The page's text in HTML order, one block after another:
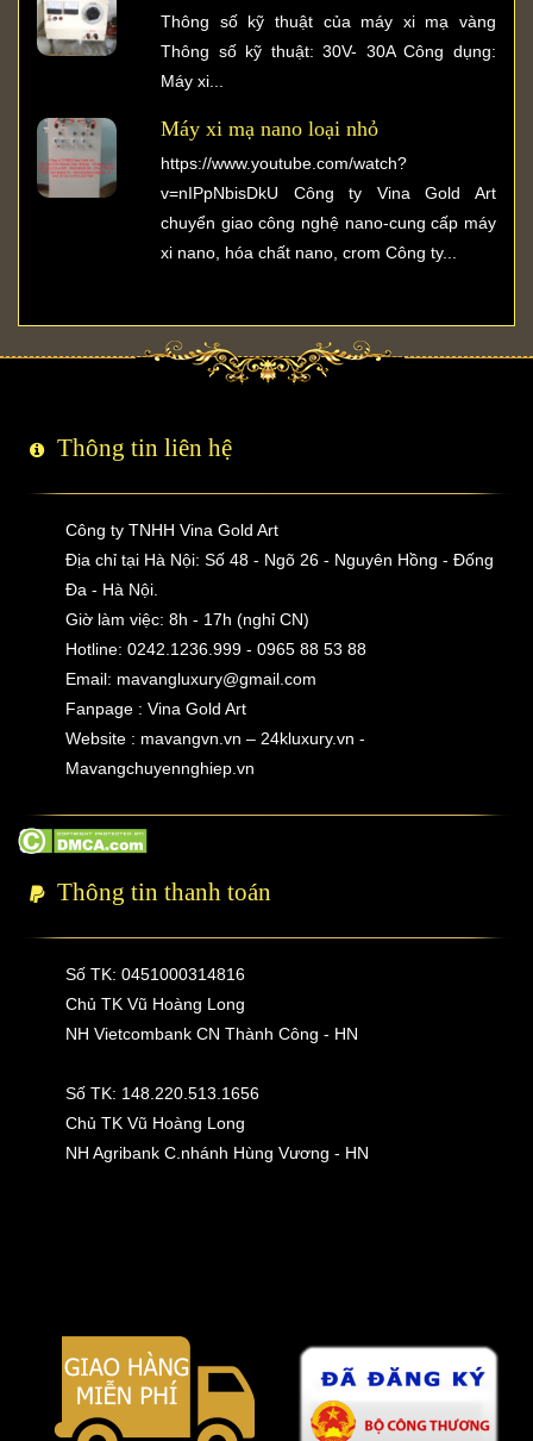
Thông số kỹ thuật của máy xi mạ vàng
Thông số kỹ thuật: 30V- 30A Công dụng:
Máy xi...
Máy xi mạ nano loại nhỏ
https://www.youtube.com/watch?
v=nIPpNbisDkU Công ty Vina Gold Art
chuyển giao công nghệ nano-cung cấp máy
xi nano, hóa chất nano, crom Công ty...
Thông tin liên hệ
Công ty TNHH Vina Gold Art
Địa chỉ tại Hà Nội: Số 48 - Ngõ 26 - Nguyên Hồng - Đống
Đa - Hà Nội.
Giờ làm việc: 8h - 17h (nghỉ CN)
Hotline: 0242.1236.999 - 0965 88 53 88
Email: mavangluxury@gmail.com
Fanpage : Vina Gold Art
Website : mavangvn.vn – 24kluxury.vn -
Mavangchuyennghiep.vn
Thông tin thanh toán
Số TK: 0451000314816
Chủ TK Vũ Hoàng Long
NH Vietcombank CN Thành Công - HN
Số TK: 148.220.513.1656
Chủ TK Vũ Hoàng Long
NH Agribank C.nhánh Hùng Vương - HN